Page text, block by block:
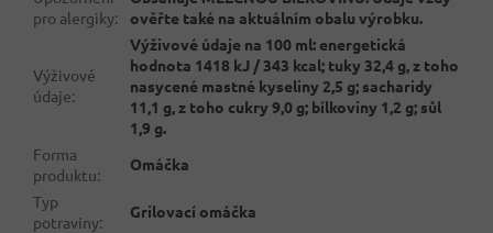
pro alergiky:
ověřte také na aktuálním obalu výrobku.
Výživové
údaje:
Výživové údaje na 100 ml: energetická
hodnota 1418 kJ / 343 kcal; tuky 32,4 g, z toho
nasycené mastné kyseliny 2,5 g; sacharidy
11,1 g, z toho cukry 9,0 g; bílkoviny 1,2 g; sůl
1,9 g.
Forma
produktu:
Omáčka
Typ
potraviny:
Grilovací omáčka